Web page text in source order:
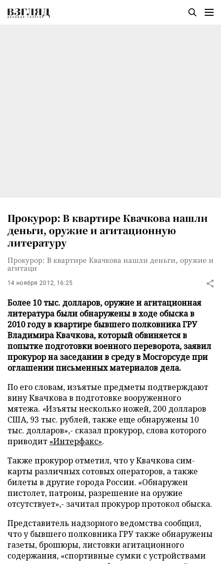
Прокурор: В квартире Квачкова нашли
деньги, оружие и агитационную
литературу
Прокурор: В квартире Квачкова нашли деньги, оружие и
агитаци
14 ноября 2012, 16:25
Более 10 тыс. долларов, оружие и агитационная
литература были обнаружены в ходе обыска в
2010 году в квартире бывшего полковника ГРУ
Владимира Квачкова, который обвиняется в
попытке подготовки военного переворота, заявил
прокурор на заседании в среду в Мосгорсуде при
оглашении письменных материалов дела.
По его словам, изъятые предметы подтверждают
вину Квачкова в подготовке вооруженного
мятежа. «Изъяты несколько ножей, 200 долларов
США, 93 тыс. рублей, также еще обнаружены 10
тыс. долларов»,- сказал прокурор, слова которого
приводит «Интерфакс».
Также прокурор отметил, что у Квачкова сим-
карты различных сотовых операторов, а также
билеты в другие города России. «Обнаружен
пистолет, патроны, разрешение на оружие
отсутствует»,- зачитал прокурор протокол обыска.
Представитель надзорного ведомства сообщил,
что у бывшего полковника ГРУ также обнаружены
газеты, брошюры, листовки агитационного
содержания, «спортивные сумки с устройствами